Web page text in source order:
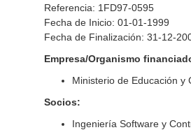
Referencia: 1FD97-0595
Fecha de Inicio: 01-01-1999
Fecha de Finalización: 31-12-
Empresa/Organismo
Ministerio de Educación y
Socios:
Ingeniería Software y